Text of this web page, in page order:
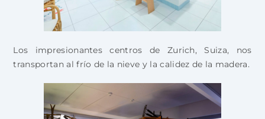
Los impresionantes centros de Zurich, Suiza, nos
transportan al frío de la nieve y la calidez de la madera.